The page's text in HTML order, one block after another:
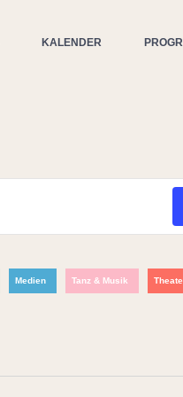
KALENDER
Medien Tanz & Musik